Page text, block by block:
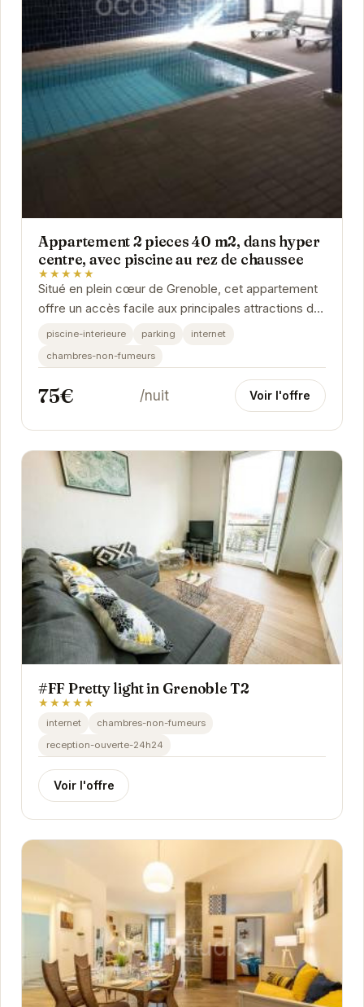
Appartement 2 pieces 40 m2, dans hyper
centre, avec piscine au rez de chaussee
★★★★★
Situé en plein cœur de Grenoble, cet appartement
offre un accès facile aux principales attractions de
la ville. Avec sa piscine au...
piscine-interieure parking
internet
chambres-non-fumeurs
75€ /nuit Voir l'offre
#FF Pretty light in Grenoble T2
★★★★★
internet
chambres-non-fumeurs
reception-ouverte-24h24
Voir l'offre